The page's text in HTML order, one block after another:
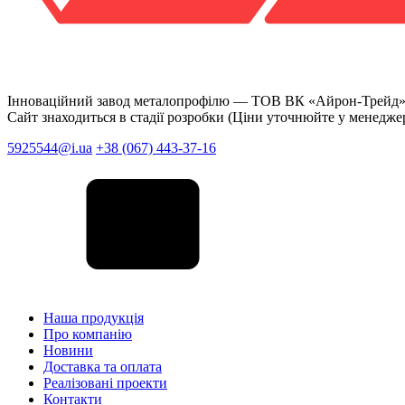
Інноваційний завод металопрофілю — ТОВ ВК «Айрон-Трейд»
Сайт знаходиться в стадії розробки (Ціни уточнюйте у
5925544@i.ua +38 (067) 443-37-16
Наша продукція
Про компанію
Новини
Доставка та оплата
Реалізовані проекти
Контакти